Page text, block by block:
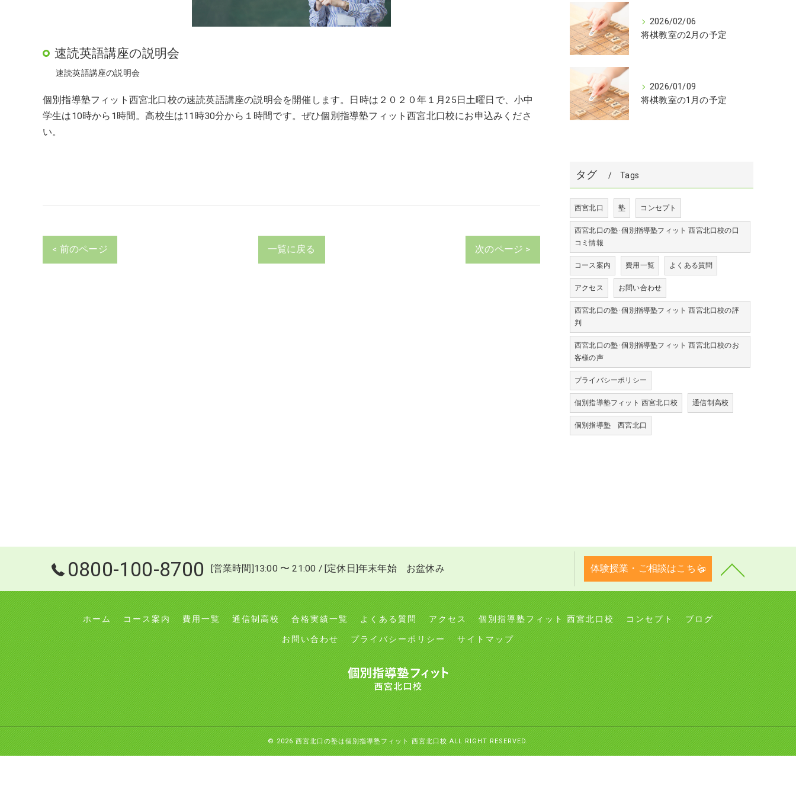
速読英語講座の説明会
速読英語講座の説明会
個別指導塾フィット西宮北口校の速読英語講座の説明会を開催します。日時は２０２０年１月25日土曜日で、小中
学生は10時から1時間。高校生は11時30分から１時間です。ぜひ個別指導塾フィット西宮北口校にお申込みくださ
い。
< 前のページ 一覧に戻る 次のページ >
2026/02/06
将棋教室の2月の予定
2026/01/09
将棋教室の1月の予定
タグ Tags
西宮北口 塾 コンセプト
西宮北口の塾･個別指導塾フィット 西宮北口校の口
コミ情報
コース案内 費用一覧 よくある質問
アクセス お問い合わせ
西宮北口の塾･個別指導塾フィット 西宮北口校の評
判
西宮北口の塾･個別指導塾フィット 西宮北口校のお
客様の声
プライバシーポリシー
個別指導塾フィット 西宮北口校 通信制高校
個別指導塾 西宮北口
0800-100-8700 [営業時間]13:00 〜 21:00 / [定休日]年末年始 お盆休み 体験授業・ご相談はこちら
ホーム コース案内 費用一覧 通信制高校 合格実績一覧 よくある質問 アクセス 個別指導塾フィット 西宮北口校 コンセプト ブログ
お問い合わせ プライバシーポリシー サイトマップ
© 2026 西宮北口の塾は個別指導塾フィット 西宮北口校 ALL RIGHT RESERVED.